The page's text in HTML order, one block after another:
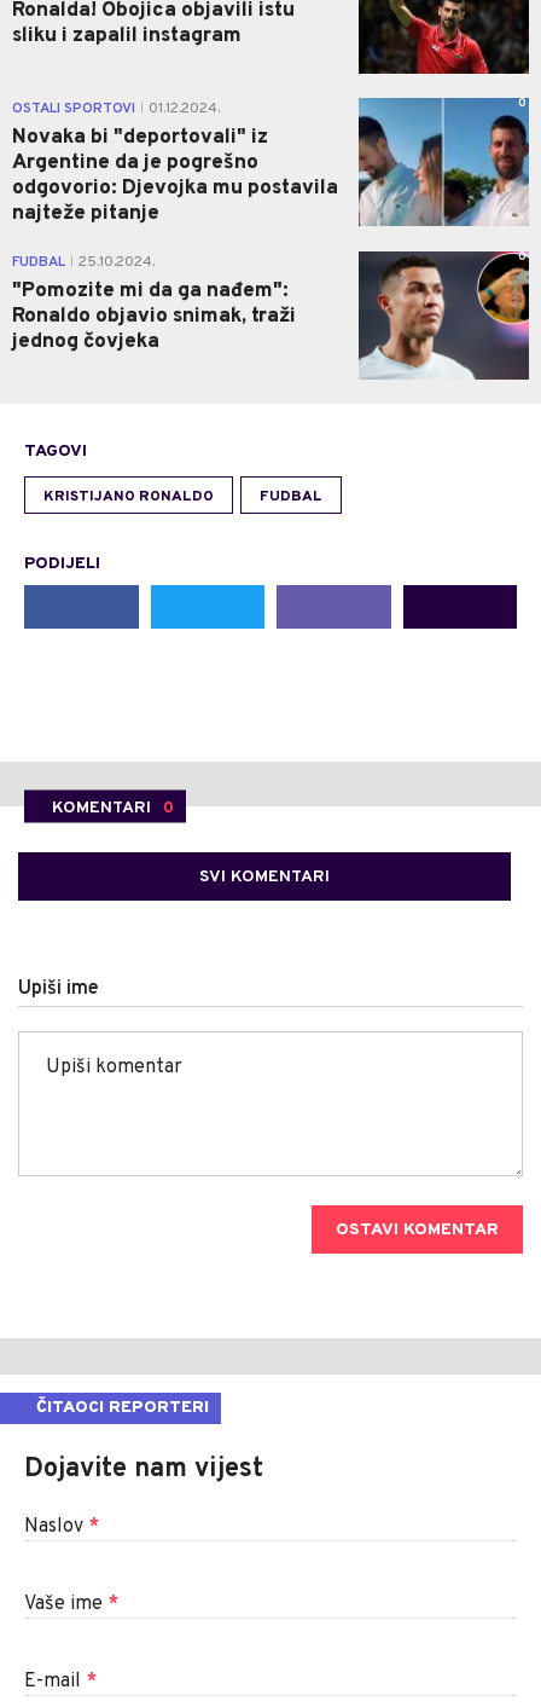
Ronalda! Obojica objavili istu
sliku i zapalil instagram
OSTALI SPORTOVI 01.12.2024.
Novaka bi "deportovali" iz
Argentine da je pogrešno
odgovorio: Djevojka mu postavila
najteže pitanje
0
FUDBAL 25.10.2024.
"Pomozite mi da ga nađem":
Ronaldo objavio snimak, traži
jednog čovjeka
0
TAGOVI
KRISTIJANO RONALDO FUDBAL
PODIJELI
KOMENTARI 0
SVI KOMENTARI
Upiši ime
OSTAVI KOMENTAR
ČITAOCI REPORTERI
Dojavite nam vijest
Naslov *
Vaše ime *
E-mail *